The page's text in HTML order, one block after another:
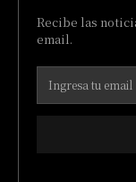
Recibe las
email.